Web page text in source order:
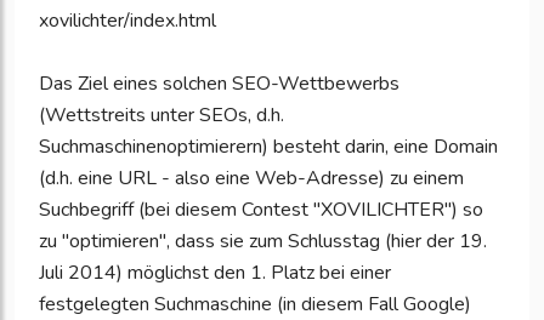
xovilichter/index.html
Das Ziel eines solchen SEO-Wettbewerbs
(Wettstreits unter SEOs, d.h.
Suchmaschinenoptimierern) besteht darin, eine Domain
(d.h. eine URL - also eine Web-Adresse) zu einem
Suchbegriff (bei diesem Contest "XOVILICHTER") so
zu "optimieren", dass sie zum Schlusstag (hier der 19.
Juli 2014) möglichst den 1. Platz bei einer
festgelegten Suchmaschine (in diesem Fall Google)